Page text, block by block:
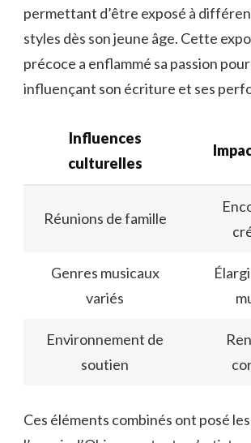
permettant d’être exposé à
styles dès son jeune âge. Cette
précoce a enflammé sa passion
influençant son écriture et ses
Influences
culturelles
Réunions de famille
Genres musicaux
variés
Environnement de
soutien
Ces éléments combinés ont posé